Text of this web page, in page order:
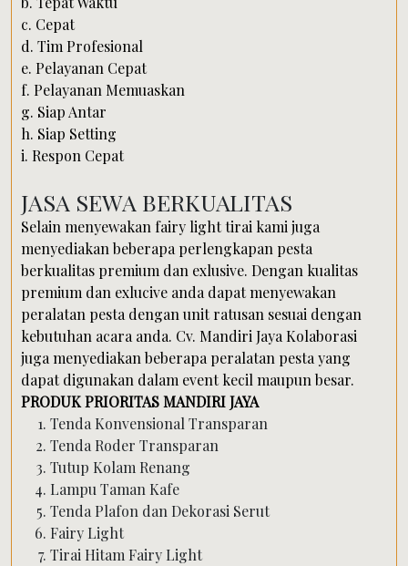
c. Cepat
d. Tim Profesional
e. Pelayanan Cepat
f. Pelayanan Memuaskan
g. Siap Antar
h. Siap Setting
i. Respon Cepat
JASA SEWA BERKUALITAS
Selain menyewakan fairy light tirai kami juga
menyediakan beberapa perlengkapan pesta
berkualitas premium dan exlusive. Dengan kualitas
premium dan exlucive anda dapat menyewakan
peralatan pesta dengan unit ratusan sesuai dengan
kebutuhan acara anda. Cv. Mandiri Jaya Kolaborasi
juga menyediakan beberapa peralatan pesta yang
dapat digunakan dalam event kecil maupun besar.
PRODUK PRIORITAS MANDIRI JAYA
Tenda Konvensional Transparan
Tenda Roder Transparan
Tutup Kolam Renang
Lampu Taman Kafe
Tenda Plafon dan Dekorasi Serut
Fairy Light
Tirai Hitam Fairy Light